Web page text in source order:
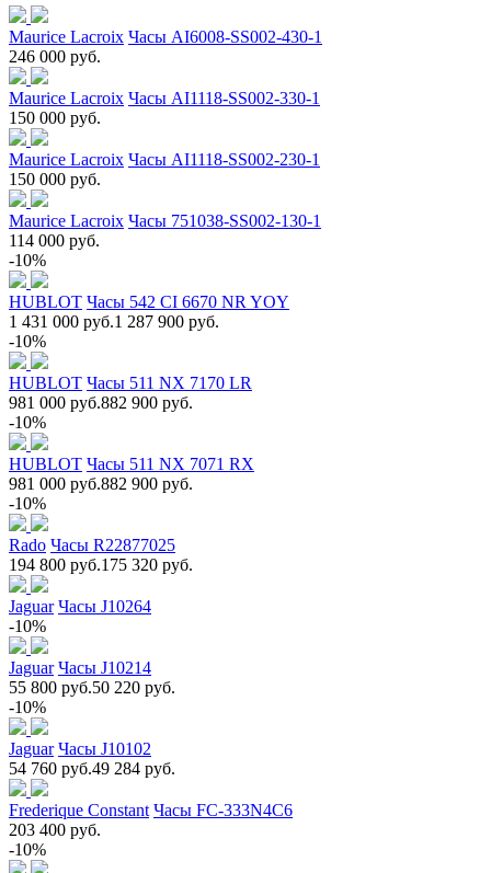
Maurice Lacroix Часы AI6008-SS002-430-1
246 000 руб.
Maurice Lacroix Часы AI1118-SS002-330-1
150 000 руб.
Maurice Lacroix Часы AI1118-SS002-230-1
150 000 руб.
Maurice Lacroix Часы 751038-SS002-130-1
114 000 руб.
-10%
HUBLOT Часы 542 CI 6670 NR YOY
1 431 000 руб.1 287 900 руб.
-10%
HUBLOT Часы 511 NX 7170 LR
981 000 руб.882 900 руб.
-10%
HUBLOT Часы 511 NX 7071 RX
981 000 руб.882 900 руб.
-10%
Rado Часы R22877025
194 800 руб.175 320 руб.
Jaguar Часы J10264
-10%
Jaguar Часы J10214
55 800 руб.50 220 руб.
-10%
Jaguar Часы J10102
54 760 руб.49 284 руб.
Frederique Constant Часы FC-333N4C6
203 400 руб.
-10%